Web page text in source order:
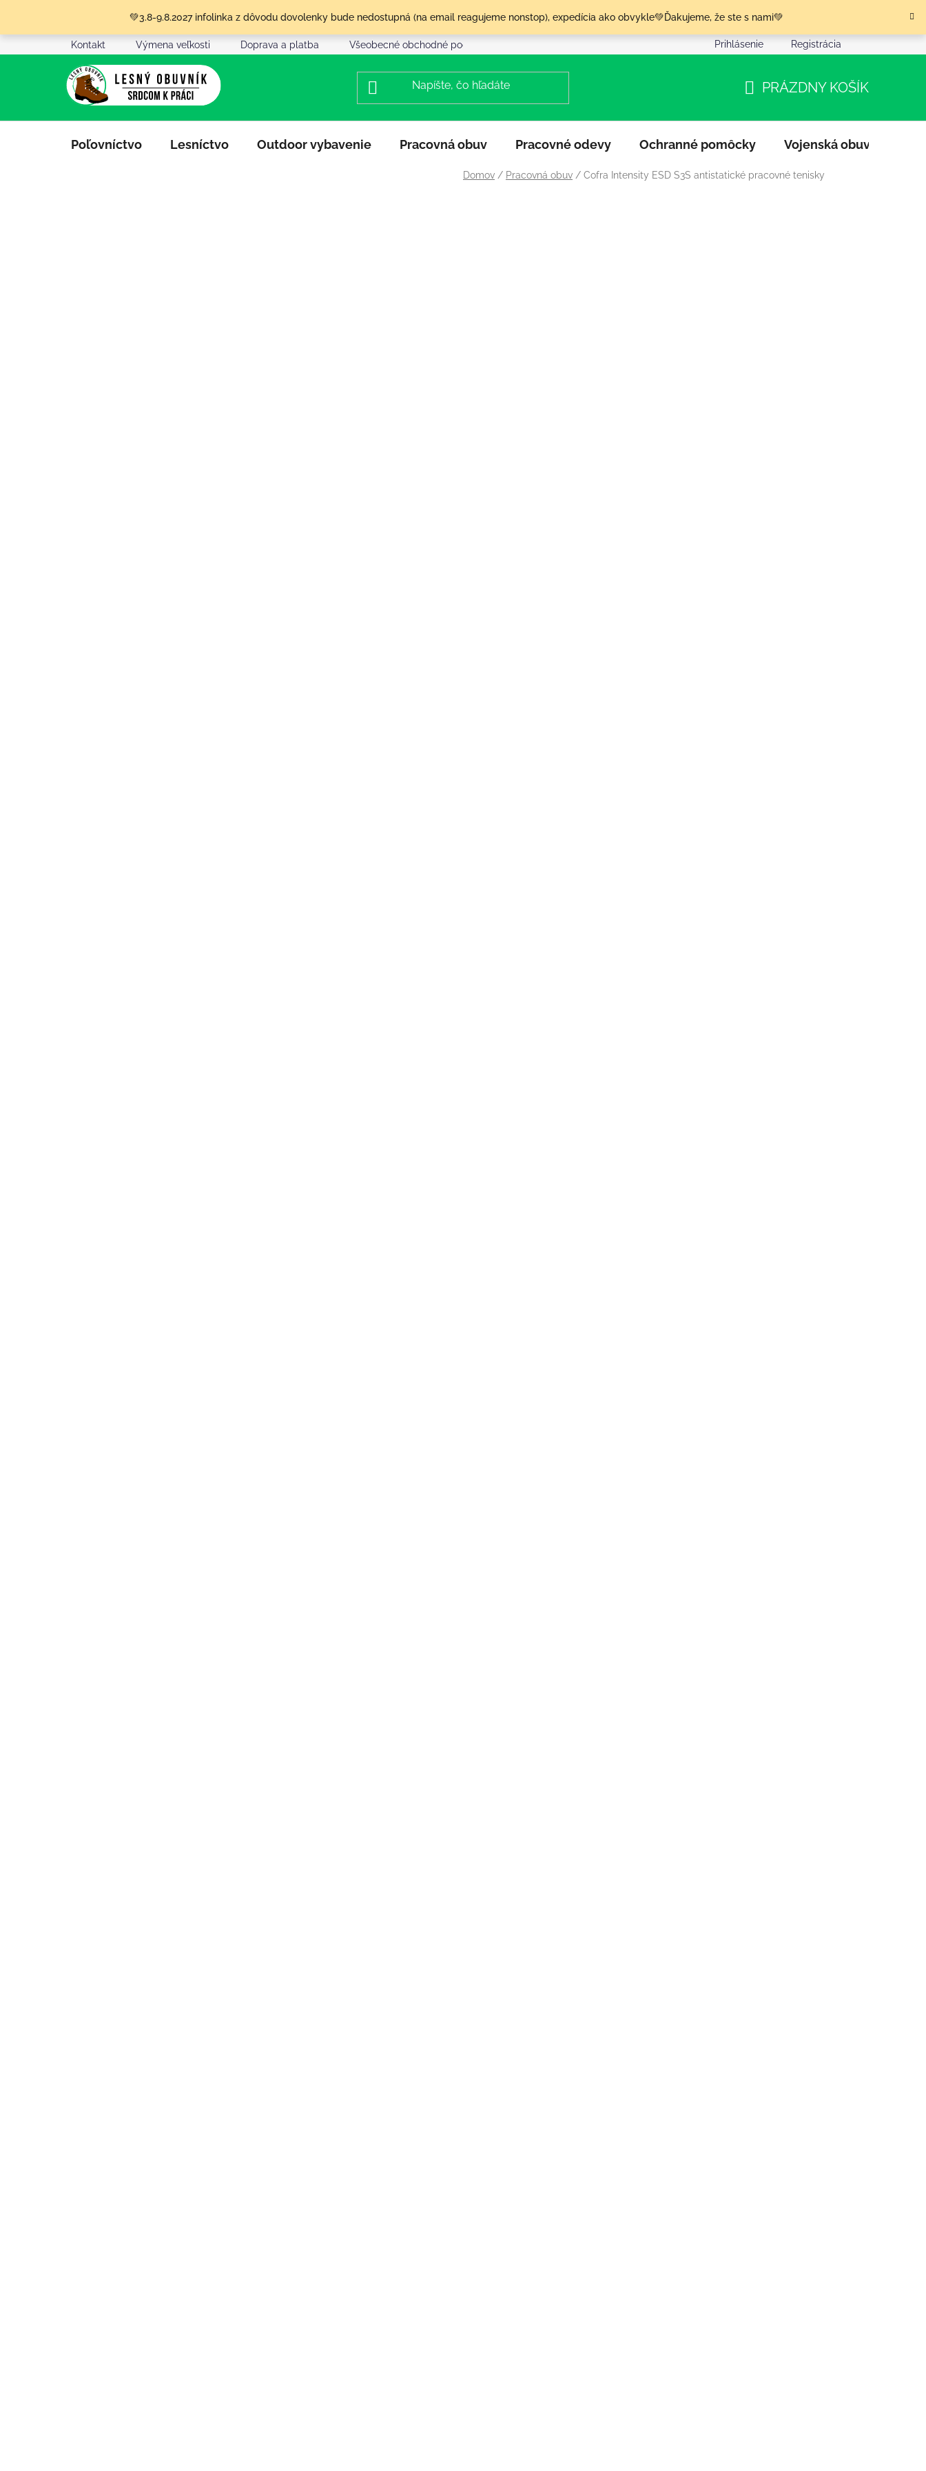
obsah
💚3.8-9.8.2027 infolinka z dôvodu dovolenky bude nedostupná (na email reagujeme nonstop), expedícia ako obvykle💚Ďakujeme, že ste s nami💚
Kontakt Výmena veľkosti Doprava a platba Všeobecné obchodné podmienky Podmienky ochrany osobných údajov
Prihlásenie Registrácia
KOŠÍK
PRÁZDNY KOŠÍK
Poľovníctvo Lesníctvo Outdoor vybavenie Pracovná obuv Pracovné odevy Ochranné pomôcky Vojenská obuv
Domov / Pracovná obuv / Cofra Intensity ESD S3S antistatické pracovné tenisky